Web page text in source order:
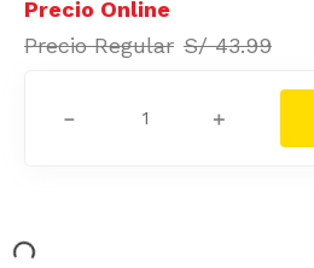
S/ 43.99
＋
－